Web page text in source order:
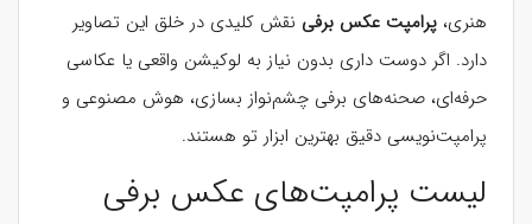
هنری، پرامپت عکس برفی نقش کلیدی در خلق این تصاویر
دارد. اگر دوست داری بدون نیاز به لوکیشن واقعی یا عکاسی
حرفه‌ای، صحنه‌های برفی چشم‌نواز بسازی، هوش مصنوعی و
پرامپت‌نویسی دقیق بهترین ابزار تو هستند.
لیست پرامپت‌های عکس برفی